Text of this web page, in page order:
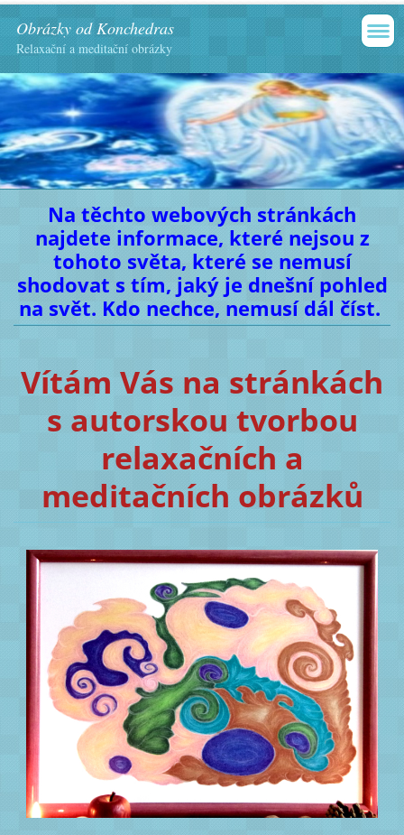
Obrázky od Konchedras
Relaxační a meditační obrázky
Na těchto webových stránkách
najdete informace, které nejsou z
tohoto světa, které se nemusí
shodovat s tím, jaký je dnešní pohled
na svět. Kdo nechce, nemusí dál číst.
Vítám Vás na stránkách
s autorskou tvorbou
relaxačních a
meditačních obrázků